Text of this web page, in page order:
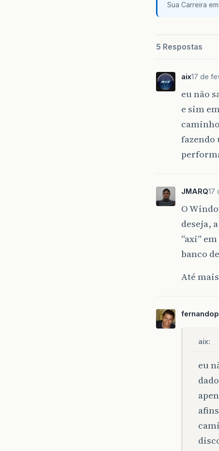
Sua Carreira
5 Respostas
aix17 de
eu não
e sim
fazendo
JMARQ17
O
deseja,
“axi”
banco
Até
aix:
eu